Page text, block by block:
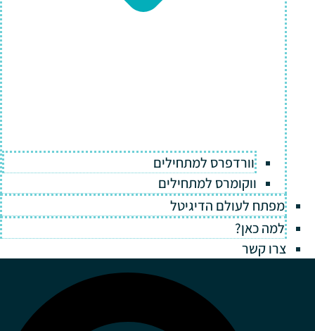
וורדפרס למתחילים
ווקומרס למתחילים
מפתח לעולם הדיגיטל
למה כאן?
צרו קשר